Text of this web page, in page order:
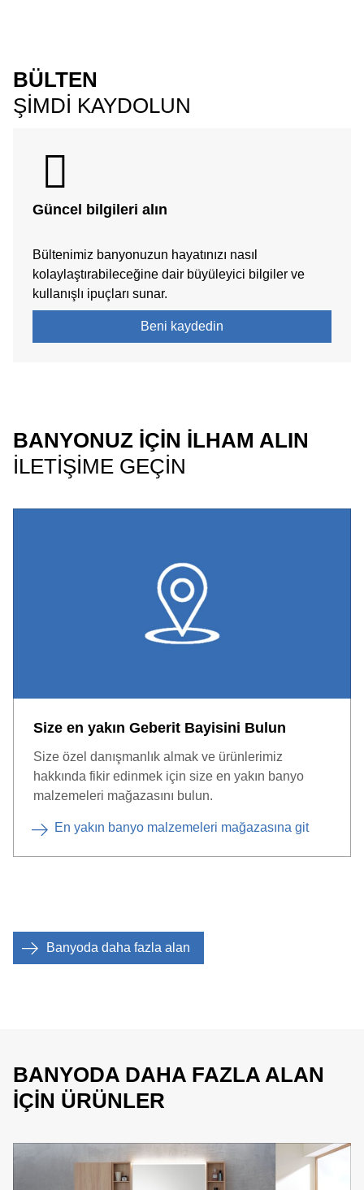
BÜLTEN
ŞIMDI KAYDOLUN
Güncel bilgileri alın
Bültenimiz banyonuzun hayatınızı nasıl
kolaylaştırabileceğine dair büyüleyici bilgiler ve
kullanışlı ipuçları sunar.
Beni kaydedin
BANYONUZ İÇİN İLHAM ALIN
İLETİŞİME GEÇİN
Size en yakın Geberit Bayisini Bulun
Size özel danışmanlık almak ve ürünlerimiz
hakkında fikir edinmek için size en yakın banyo
malzemeleri mağazasını bulun.
En yakın banyo malzemeleri mağazasına git
Banyoda daha fazla alan
BANYODA DAHA FAZLA ALAN
IÇIN ÜRÜNLER